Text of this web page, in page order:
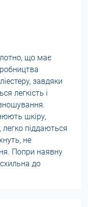
що має
завдяки
легкість і
зношування.
шкіру,
легко піддаються
не
Попри наявну
до